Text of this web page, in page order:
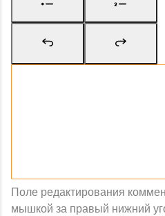
Поле редактирования
мышкой за правый нижний